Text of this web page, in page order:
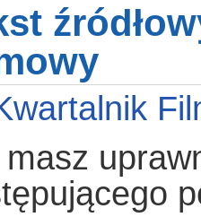
masz